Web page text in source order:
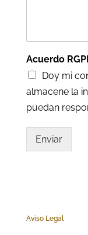
Acuerdo
Doy mi
almacene la
puedan
Enviar
Aviso Legal